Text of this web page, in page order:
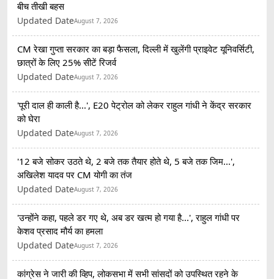
बीच तीखी बहस
Updated DateAugust 7, 2026
CM रेखा गुप्ता सरकार का बड़ा फैसला, दिल्ली में खुलेंगी प्राइवेट यूनिवर्सिटी,
छात्रों के लिए 25% सीटें रिजर्व
Updated DateAugust 7, 2026
'पूरी दाल ही काली है...', E20 पेट्रोल को लेकर राहुल गांधी ने केंद्र सरकार
को घेरा
Updated DateAugust 7, 2026
'12 बजे सोकर उठते थे, 2 बजे तक तैयार होते थे, 5 बजे तक जिम...',
अखिलेश यादव पर CM योगी का तंज
Updated DateAugust 7, 2026
'उन्होंने कहा, पहले डर गए थे, अब डर खत्म हो गया है...', राहुल गांधी पर
केशव प्रसाद मौर्य का हमला
Updated DateAugust 7, 2026
कांग्रेस ने जारी की व्हिप, लोकसभा में सभी सांसदों को उपस्थित रहने के